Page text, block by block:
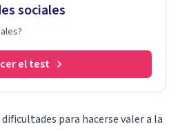
sociales
el test
para hacerse valer a la